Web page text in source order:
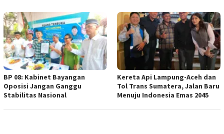
BP 08: Kabinet Bayangan
Oposisi Jangan Ganggu
Stabilitas Nasional
Kereta Api Lampung-Aceh dan
Tol Trans Sumatera, Jalan Baru
Menuju Indonesia Emas 2045